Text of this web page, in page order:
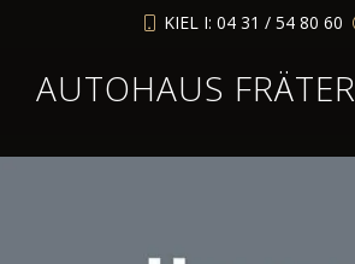
KIEL I: 04 31 / 54 80 60
AUTOHAUS FRÄTER